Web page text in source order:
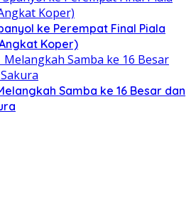
ke Perempat Final Piala
Koper)
Samba ke 16 Besar dan